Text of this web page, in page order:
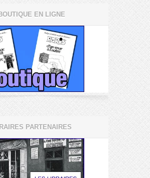
EN LIGNE
PARTENAIRES